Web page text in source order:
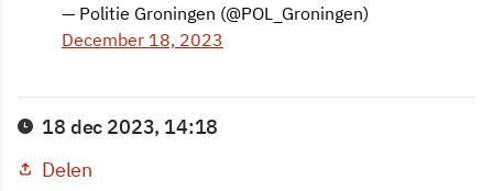
— Politie Groningen (@POL_Groningen)
December 18, 2023
18 dec 2023, 14:18
Delen